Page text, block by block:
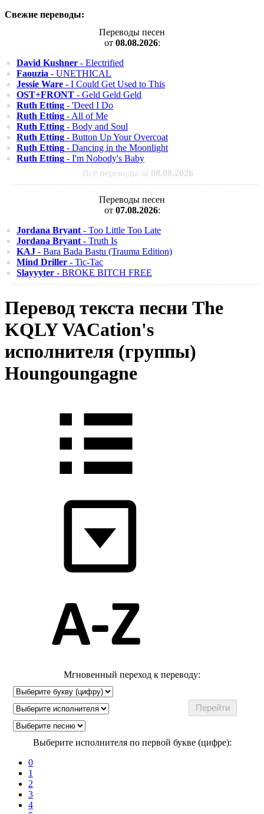
Свежие переводы:
Переводы песен
от 08.08.2026:
David Kushner - Electrified
Faouzia - UNETHICAL
Jessie Ware - I Could Get Used to This
OST+FRONT - Geld Geld Geld
Ruth Etting - 'Deed I Do
Ruth Etting - All of Me
Ruth Etting - Body and Soul
Ruth Etting - Button Up Your Overcoat
Ruth Etting - Dancing in the Moonlight
Ruth Etting - I'm Nobody's Baby
Все переводы за 08.08.2026
Переводы песен
от 07.08.2026:
Jordana Bryant - Too Little Too Late
Jordana Bryant - Truth Is
KAJ - Bara Bada Bastu (Trauma Edition)
Mind Driller - Tic-Tac
Slayyyter - BROKE BITCH FREE
Перевод текста песни The
KQLY VACation's
исполнителя (группы)
Houngoungagne
Мгновенный переход к переводу:
Выберите исполнителя по первой букве (цифре):
0
1
2
3
4